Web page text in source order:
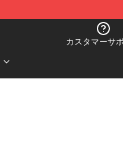
カスタマーサ